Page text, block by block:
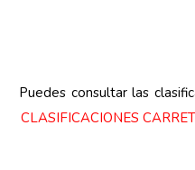
Puedes consultar las
CLASIFICACIONES